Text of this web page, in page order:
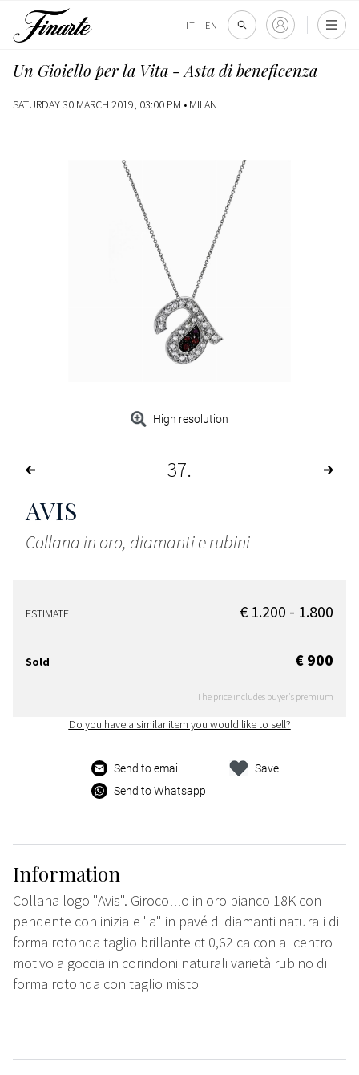
IT | EN
Un Gioiello per la Vita - Asta di beneficenza
SATURDAY 30 MARCH 2019, 03:00 PM • MILAN
High resolution
37
AVIS
Collana in oro, diamanti e rubini
ESTIMATE € 1.200 - 1.800
Sold € 900
The price includes buyer's premium
Do you have a similar item you would like to sell?
Send to email
Send to Whatsapp
Save
Information
Collana logo "Avis". Girocolllo in oro bianco 18K con
pendente con iniziale "a" in pavé di diamanti naturali di
forma rotonda taglio brillante ct 0,62 ca con al centro
motivo a goccia in corindoni naturali varietà rubino di
forma rotonda con taglio misto